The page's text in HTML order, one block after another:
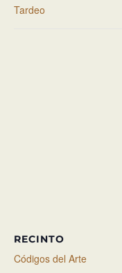
Tardeo
RECINTO
Códigos del Arte